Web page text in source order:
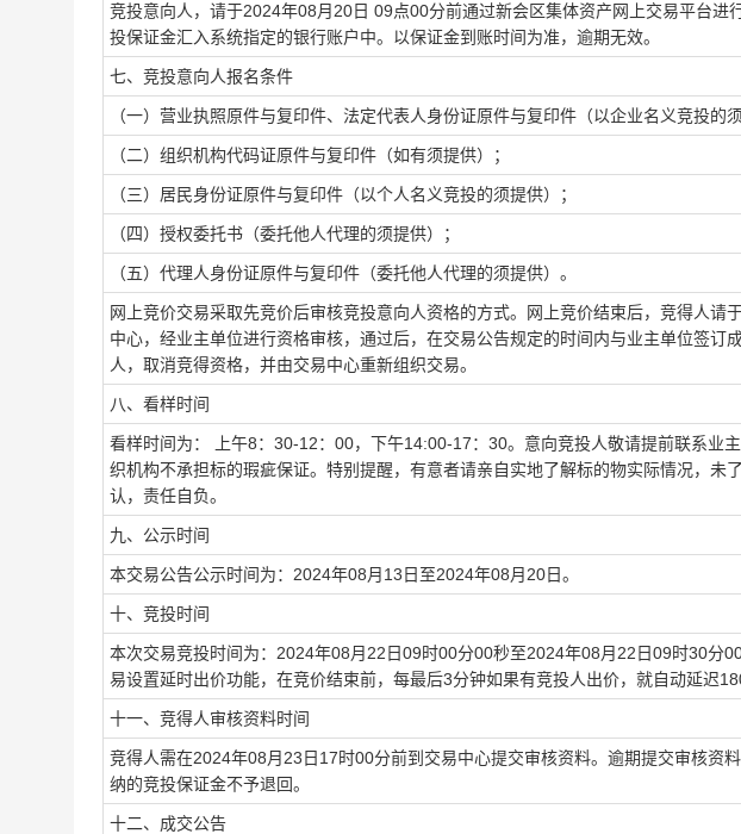
竞投意向人，请于2024年08月20日 09点00分前通过新会区集体资产网上交易平台进
投保证金汇入系统指定的银行账户中。以保证金到账时间为准，逾期无效。
七、竞投意向人报名条件
（一）营业执照原件与复印件、法定代表人身份证原件与复印件（以企业名义竞投的须
（二）组织机构代码证原件与复印件（如有须提供）；
（三）居民身份证原件与复印件（以个人名义竞投的须提供）；
（四）授权委托书（委托他人代理的须提供）；
（五）代理人身份证原件与复印件（委托他人代理的须提供）。
网上竞价交易采取先竞价后审核竞投意向人资格的方式。网上竞价结束后，竞得人请
中心，经业主单位进行资格审核，通过后，在交易公告规定的时间内与业主单位签订
人，取消竞得资格，并由交易中心重新组织交易。
八、看样时间
看样时间为： 上午8：30-12：00，下午14:00-17：30。意向竞投人敬请提前联系业
织机构不承担标的瑕疵保证。特别提醒，有意者请亲自实地了解标的物实际情况，未
认，责任自负。
九、公示时间
本交易公告公示时间为：2024年08月13日至2024年08月20日。
十、竞投时间
本次交易竞投时间为：2024年08月22日09时00分00秒至2024年08月22日09时30分
易设置延时出价功能，在竞价结束前，每最后3分钟如果有竞投人出价，就自动延迟
十一、竞得人审核资料时间
竞得人需在2024年08月23日17时00分前到交易中心提交审核资料。逾期提交审核资
纳的竞投保证金不予退回。
十二、成交公告